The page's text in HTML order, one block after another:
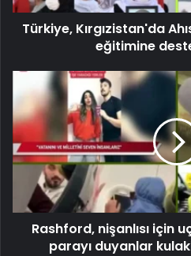
Türkiye, Kırgızistan'da
eğitimine
Rashford, nişanlısı için
parayı duyanlar